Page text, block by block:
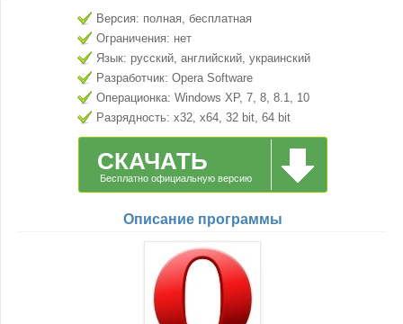
Версия: полная, бесплатная
Ограничения: нет
Язык: русский, английский, украинский
Разработчик: Opera Software
Операционка: Windows XP, 7, 8, 8.1, 10
Разрядность: x32, x64, 32 bit, 64 bit
СКАЧАТЬ
Бесплатно официальную версию
Описание программы